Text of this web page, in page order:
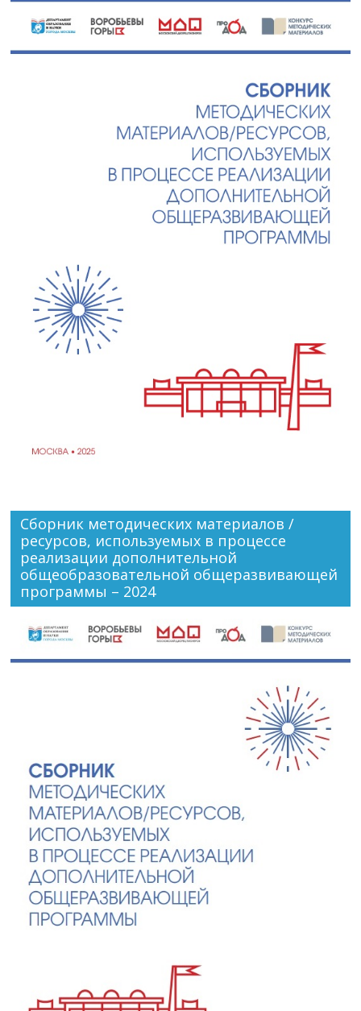
Сборник методических материалов /
ресурсов, используемых в процессе
реализации дополнительной
общеобразовательной общеразвивающей
программы – 2024